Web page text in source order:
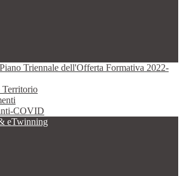
Triennale dell'Offerta Formativa 2022-
Territorio
COVID
eTwinning